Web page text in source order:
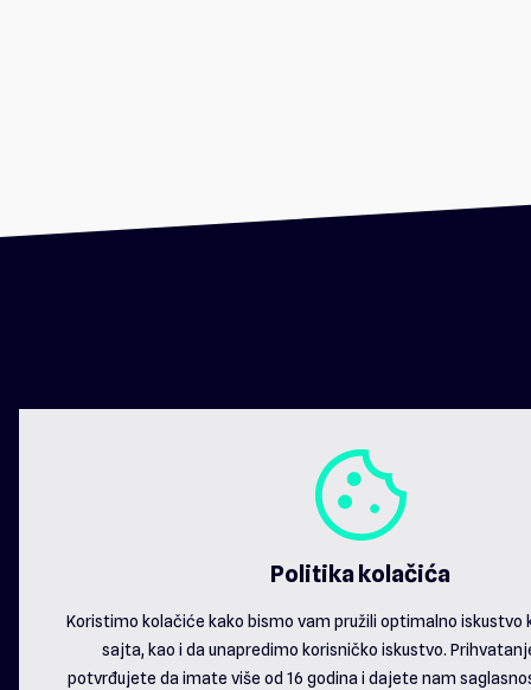
cookie
Politika kolačića
Koristimo kolačiće kako bismo vam pružili optimalno iskustvo
sajta, kao i da unapredimo korisničko iskustvo.
potvrđujete da imate više od 16 godina i dajete nam